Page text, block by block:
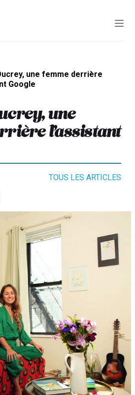
une femme derrière
Google
une
l’assistant
TOUS LES ARTICLES